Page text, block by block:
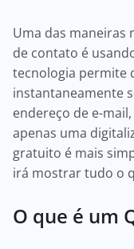
Uma das maneiras
de contato é
tecnologia permite
instantaneamente
endereço de e-
apenas uma
gratuito é mais
irá mostrar tudo o
O que é um